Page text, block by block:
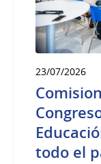
23/07/2026
todo el